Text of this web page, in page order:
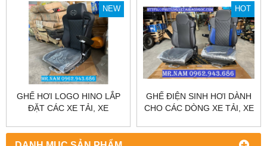
AN TOÀN.
NEW
GHẾ HƠI LOGO HINO LẮP
ĐẶT CÁC XE TẢI, XE
NHẬP KHẨU 100% GIÁ
CẠNH TRANH
HOT
GHẾ ĐIỆN SINH HƠI DÀNH
CHO CÁC DÒNG XE TẢI, XE
ĐIỆN 12 VÀ 24V GIÁ CẠNH